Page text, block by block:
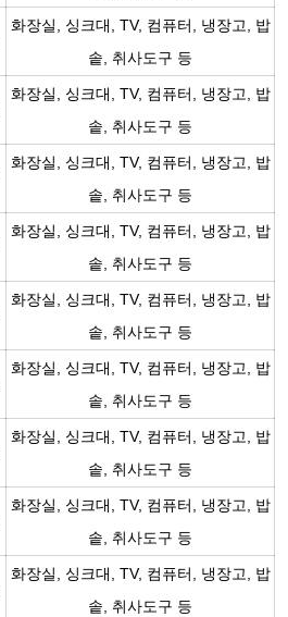
화장실, 싱크대, TV, 컴퓨터, 냉장고, 밥
솥, 취사도구 등
화장실, 싱크대, TV, 컴퓨터, 냉장고, 밥
솥, 취사도구 등
화장실, 싱크대, TV, 컴퓨터, 냉장고, 밥
솥, 취사도구 등
화장실, 싱크대, TV, 컴퓨터, 냉장고, 밥
솥, 취사도구 등
화장실, 싱크대, TV, 컴퓨터, 냉장고, 밥
솥, 취사도구 등
화장실, 싱크대, TV, 컴퓨터, 냉장고, 밥
솥, 취사도구 등
화장실, 싱크대, TV, 컴퓨터, 냉장고, 밥
솥, 취사도구 등
화장실, 싱크대, TV, 컴퓨터, 냉장고, 밥
솥, 취사도구 등
화장실, 싱크대, TV, 컴퓨터, 냉장고, 밥
솥, 취사도구 등